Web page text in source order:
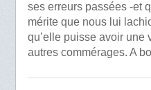
ses erreurs passées -et
mérite que nous lui
qu’elle puisse avoir une
autres commérages. A